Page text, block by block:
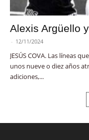
Alexis Argüello
- 12/11/2024
JESÚS COVA. Las líneas
unos nueve o diez años
adiciones,...